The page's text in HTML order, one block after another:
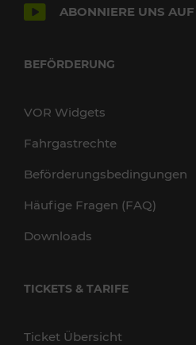
ABONNIERE UNS
BEFÖRDERUNG
VOR Widgets
Fahrgastrechte
Beförderungsbedingungen
Häufige Fragen (FAQ)
Downloads
TICKETS & TARIFE
Ticket Übersicht